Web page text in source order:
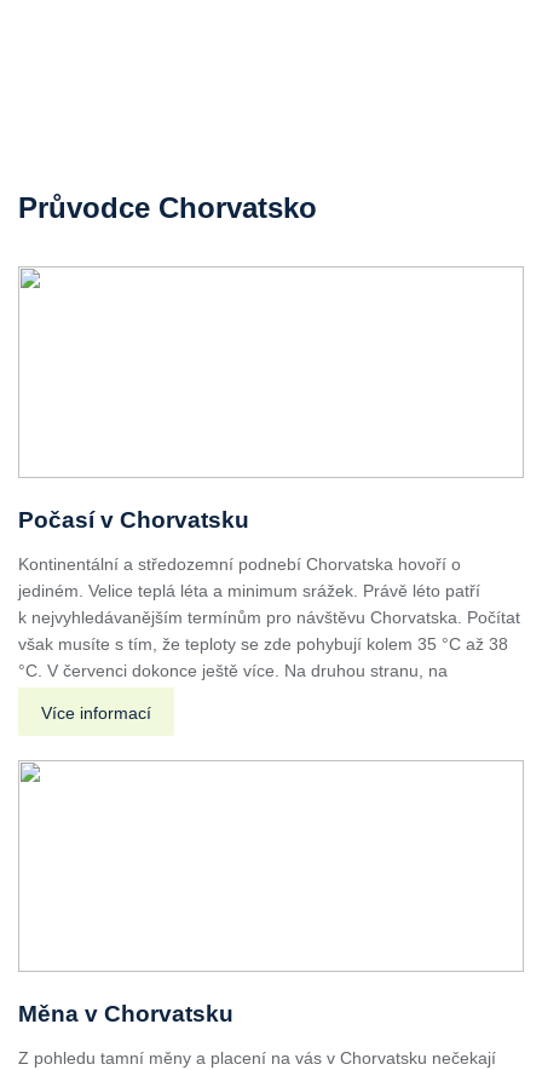
Průvodce Chorvatsko
Počasí v Chorvatsku
Kontinentální a středozemní podnebí Chorvatska hovoří o
jediném. Velice teplá léta a minimum srážek. Právě léto patří
k nejvyhledávanějším termínům pro návštěvu Chorvatska. Počítat
však musíte s tím, že teploty se zde pohybují kolem 35 °C až 38
°C. V červenci dokonce ještě více. Na druhou stranu, na
Více informací
Měna v Chorvatsku
Z pohledu tamní měny a placení na vás v Chorvatsku nečekají